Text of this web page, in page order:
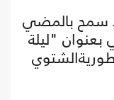
سمح بالمضي
"ليلة